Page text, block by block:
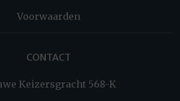
Voorwaarden
CONTACT
Keizersgracht 568-K